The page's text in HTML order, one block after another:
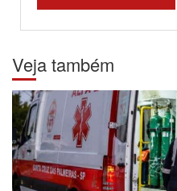
Veja também